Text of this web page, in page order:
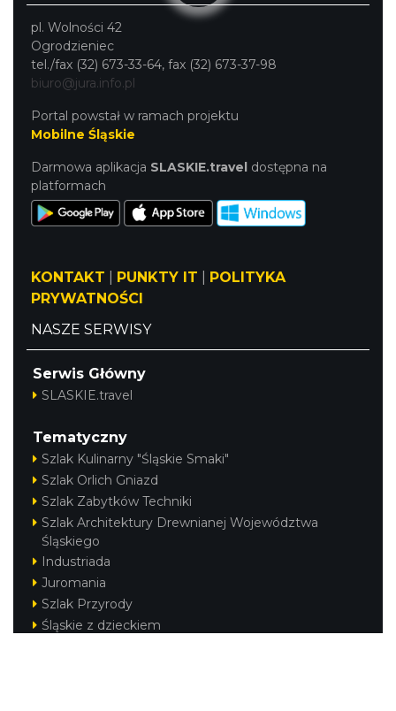
pl. Wolności 42
Ogrodzieniec
tel./fax (32) 673-33-64, fax (32) 673-37-98
biuro@jura.info.pl
Portal powstał w ramach projektu
Mobilne Śląskie
Darmowa aplikacja SLASKIE.travel dostępna na
platformach
KONTAKT PUNKTY IT
POLITYKA
PRYWATNOŚCI
NASZE SERWISY
Serwis Główny
SLASKIE.travel
Tematyczny
Szlak Kulinarny "Śląskie Smaki"
Szlak Orlich Gniazd
Szlak Zabytków Techniki
Szlak Architektury Drewnianej Województwa
Śląskiego
Industriada
Juromania
Szlak Przyrody
Śląskie z dzieckiem